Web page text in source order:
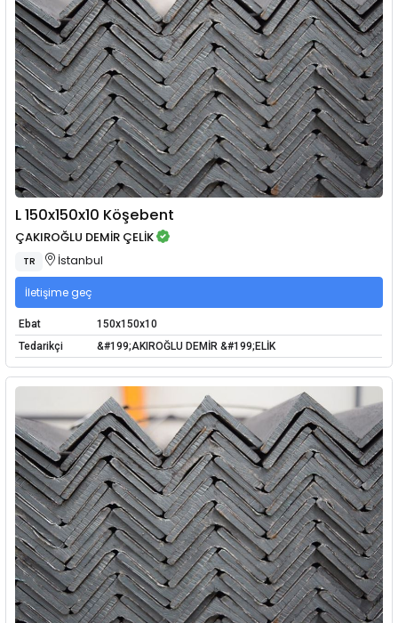
L 150x150x10 Köşebent
ÇAKIROĞLU DEMİR ÇELİK
TR İstanbul
İletişime geç
Ebat
150x150x10
Tedarikçi
&#199;AKIROĞLU DEMİR &#199;ELİK